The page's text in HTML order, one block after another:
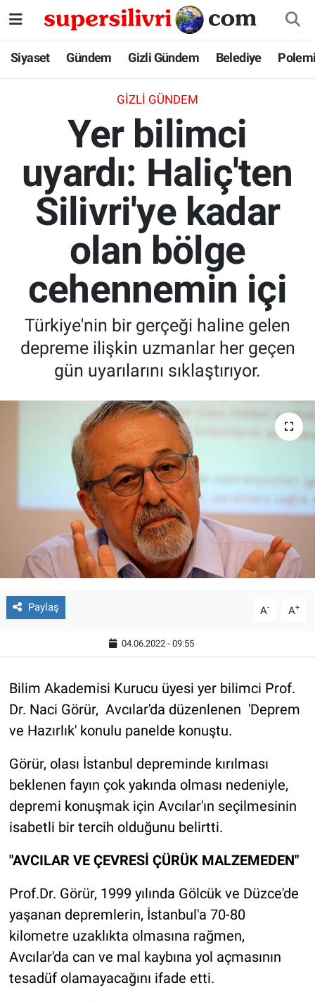
Siyaset Gündem Gizli Gündem Belediye
GIZLI GÜNDEM
Yer bilimci
uyardı: Haliç'ten
Silivri'ye kadar
olan bölge
cehennemin içi
Türkiye'nin bir gerçeği haline gelen
depreme ilişkin uzmanlar her geçen
gün uyarılarını sıklaştırıyor.
Paylaş A- A+
04.06.2022 - 09:55
Bilim Akademisi Kurucu üyesi yer bilimci Prof.
Dr. Naci Görür, Avcılar'da düzenlenen 'Deprem
ve Hazırlık' konulu panelde konuştu.
Görür, olası İstanbul depreminde kırılması
beklenen fayın çok yakında olması nedeniyle,
depremi konuşmak için Avcılar'ın seçilmesinin
isabetli bir tercih olduğunu belirtti.
"AVCILAR VE ÇEVRESİ ÇÜRÜK MALZEMEDEN"
Prof.Dr. Görür, 1999 yılında Gölcük ve Düzce'de
yaşanan depremlerin, İstanbul'a 70-80
kilometre uzaklıkta olmasına rağmen,
Avcılar'da can ve mal kaybına yol açmasının
tesadüf olamayacağını ifade etti.
Siyaset
Gizli Gündem
Belediye
Polemik
İstanbul Nöbetçi Eczaneler
İstanbul Hava Durumu
İstanbul Namaz Vakitleri
İstanbul Trafik Yoğunluk Haritası
Süper Lig Puan Durumu ve Fikstür
Tüm Manşetler
Son Dakika Haberleri
Haber Arşivi